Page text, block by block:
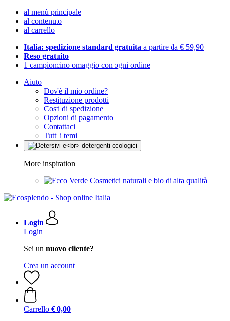
al menù principale
al contenuto
al carrello
Italia: spedizione standard gratuita a partire da € 59,90
Reso gratuito
1 campioncino omaggio con ogni ordine
Aiuto
Dov'è il mio ordine?
Restituzione prodotti
Costi di spedizione
Opzioni di pagamento
Contattaci
Tutti i temi
More inspiration
Cosmetici naturali e bio di alta qualità
Login
Login
Sei un nuovo cliente?
Crea un account
Carrello € 0,00